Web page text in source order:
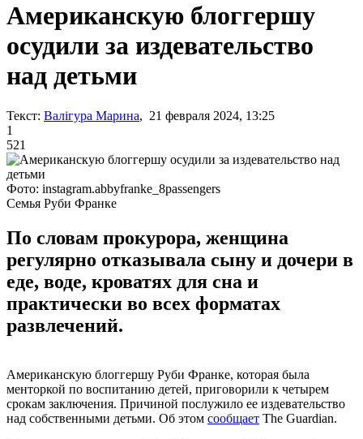
Американскую блоггершу
осудили за издевательство
над детьми
Текст: Валігура Марина, 21 февраля 2024, 13:25
1
521
Фото: instagram.abbyfranke_8passengers
Семья Руби Франке
По словам прокурора, женщина
регулярно отказывала сыну и дочери в
еде, воде, кроватях для сна и
практически во всех форматах
развлечений.
Американскую блоггершу Руби Франке, которая была
менторкой по воспитанию детей, приговорили к четырем
срокам заключения. Причиной послужило ее издевательство
над собственными детьми. Об этом сообщает The Guardian.